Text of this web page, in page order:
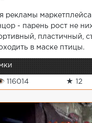
рекламы маркетплейса
- парень рост не
пластичный,
в маске птицы.
116014 ★ 12